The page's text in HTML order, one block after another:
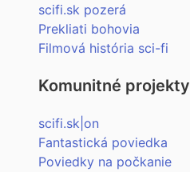
scifi.sk pozerá
Prekliati bohovia
Filmová história sci-fi
Komunitné projekty
scifi.sk|on
Fantastická poviedka
Poviedky na počkanie